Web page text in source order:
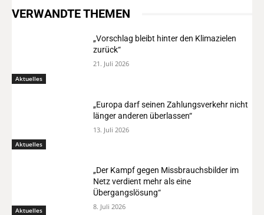
VERWANDTE THEMEN
Aktuelles
„Vorschlag bleibt hinter den Klimazielen
zurück“
21. Juli 2026
Aktuelles
„Europa darf seinen Zahlungsverkehr nicht
länger anderen überlassen“
13. Juli 2026
Aktuelles
„Der Kampf gegen Missbrauchsbilder im
Netz verdient mehr als eine
Übergangslösung“
8. Juli 2026